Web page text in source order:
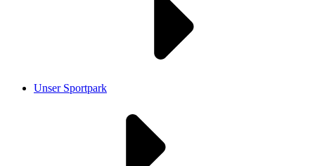
Unser Sportpark